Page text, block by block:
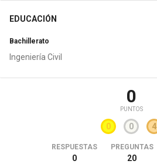
EDUCACIÓN
Bachillerato
Ingeniería Civil
0
PUNTOS
0 0 4
RESPUESTAS
0
PREGUNTAS
20